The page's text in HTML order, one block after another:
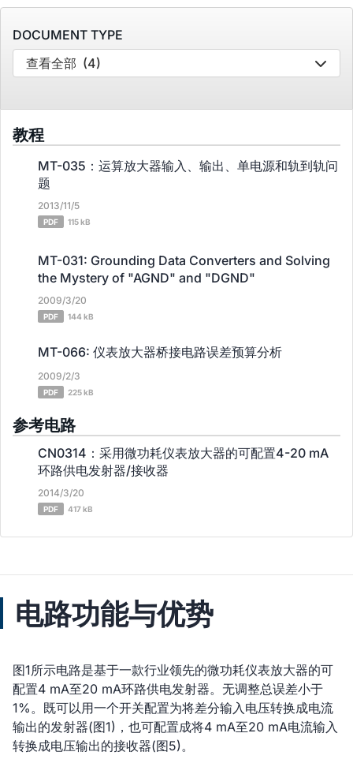
DOCUMENT TYPE
查看全部 (4)
教程
MT-035：运算放大器输入、输出、单电源和轨到轨问
题
2013/11/5
PDF 115 kB
MT-031: Grounding Data Converters and Solving
the Mystery of "AGND" and "DGND"
2009/3/20
PDF 144 kB
MT-066: 仪表放大器桥接电路误差预算分析
2009/2/3
PDF 225 kB
参考电路
CN0314：采用微功耗仪表放大器的可配置4-20 mA
环路供电发射器/接收器
2014/3/20
PDF 417 kB
电路功能与优势
图1所示电路是基于一款行业领先的微功耗仪表放大器的可
配置4 mA至20 mA环路供电发射器。无调整总误差小于
1%。既可以用一个开关配置为将差分输入电压转换成电流
输出的发射器(图1)，也可配置成将4 mA至20 mA电流输入
转换成电压输出的接收器(图5)。